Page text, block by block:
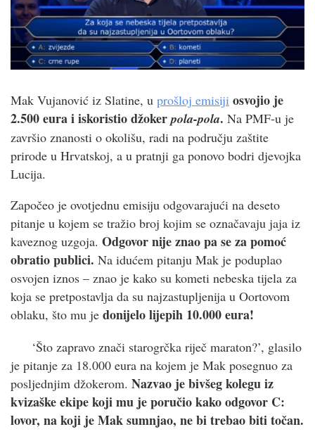
Mak Vujanović iz Slatine, u prošloj emisiji osvojio je
2.500 eura i iskoristio džokerpola-pola. Na PMF-u je
završio znanosti o okolišu, radi na području zaštite
prirode u Hrvatskoj, a u pratnji ga ponovo bodri djevojka
Lucija.
Započeo je ovotjednu emisiju odgovarajući na deseto
pitanje u kojem se tražio broj kojim se označavaju jaja iz
kaveznog uzgoja. Odgovor nije znao pa se za pomoć
obratio publici. Na idućem pitanju Mak je poduplao
osvojen iznos – znao je kako su kometi nebeska tijela za
koja se pretpostavlja da su najzastupljenija u Oortovom
oblaku, što mu je donijelo lijepih 10.000 eura!
‘Što zapravo znači starogrčka riječ maraton?’, glasilo
je pitanje za 18.000 eura na kojem je Mak posegnuo za
posljednjim džokerom. Nazvao je bivšeg kolegu iz
kvizaške ekipe koji mu je poručio kako odgovor C:
lovor, na koji je Mak sumnjao, ne bi trebao biti točan.